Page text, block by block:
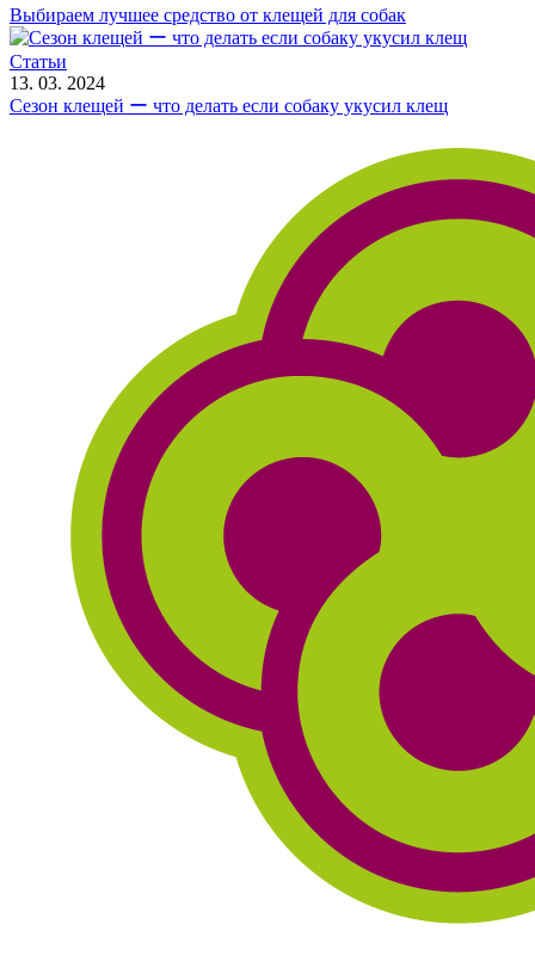
Выбираем лучшее средство от клещей для собак
Статьи
13. 03. 2024
Сезон клещей ー что делать если собаку укусил клещ